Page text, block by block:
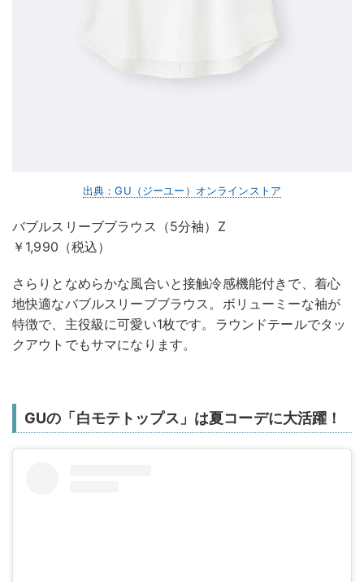
出典：GU（ジーユー）オンラインストア
バブルスリーブブラウス（5分袖）Z
￥1,990（税込）
さらりとなめらかな風合いと接触冷感機能付きで、着心
地快適なバブルスリーブブラウス。ボリューミーな袖が
特徴で、主役級に可愛い1枚です。ラウンドテールでタッ
クアウトでもサマになります。
GUの「白モテトップス」は夏コーデに大活躍！